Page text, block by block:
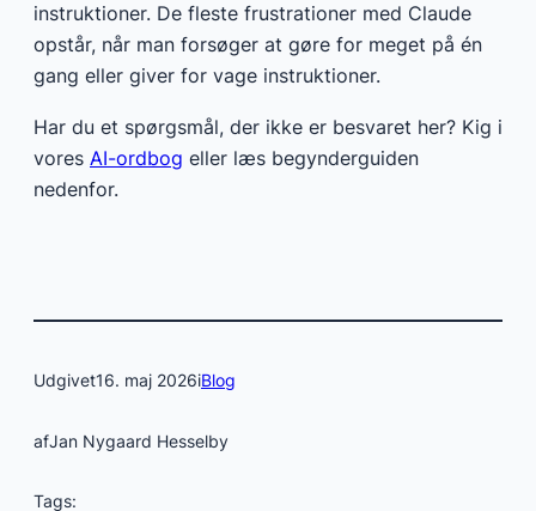
instruktioner. De fleste frustrationer med Claude
opstår, når man forsøger at gøre for meget på én
gang eller giver for vage instruktioner.
Har du et spørgsmål, der ikke er besvaret her? Kig i
vores AI-ordbog eller læs begynderguiden
nedenfor.
Udgivet16. maj 2026iBlog
afJan Nygaard Hesselby
Tags: